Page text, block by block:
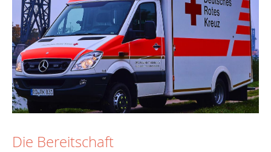
Die Bereitschaft